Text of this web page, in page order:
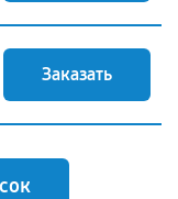
Заказать